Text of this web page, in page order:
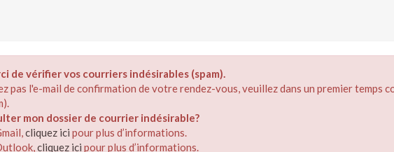
de vérifier vos courriers indésirables (spam).
pas l'e-mail de confirmation de votre rendez-vous, veuillez dans un premier temps
mon dossier de courrier indésirable?
cliquez ici pour plus d’informations.
cliquez ici pour plus d’informations.